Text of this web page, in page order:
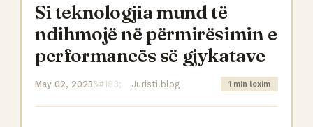
Si teknologjia mund të
ndihmojë në përmirësimin e
performancës së gjykatave
May 02, 2023 Juristi.blog 1 min lexim